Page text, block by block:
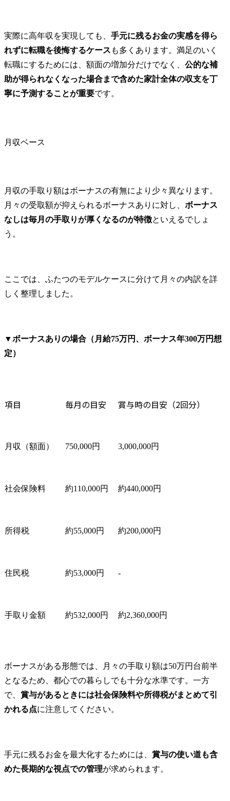
実際に高年収を実現しても、 手元に残るお金の実感を得ら
れずに転職を後悔するケース も多くあります。満足のいく
転職にするためには、額面の増加分だけでなく、 公的な補
助が得られなくなった場合まで含めた家計全体の収支を丁
寧に予測することが重要です。
月収ベース
月収の手取り額はボーナスの有無により少々異なります。
月々の受取額が抑えられるボーナスありに対し、 ボーナス
なしは毎月の手取りが厚くなるのが特徴といえるでしょ
う。
ここでは、ふたつのモデルケースに分けて月々の内訳を詳
しく整理しました。
▼ボーナスありの場合（月給75万円、ボーナス年300万円想
定）
項目 毎月の目安 賞与時の目安（2回分）
月収（額面） 750,000円 3,000,000円
社会保険料 約110,000円 約440,000円
所得税 約55,000円 約200,000円
住民税 約53,000円 -
手取り金額 約532,000円 約2,360,000円
ボーナスがある形態では、月々の手取り額は50万円台前半
となるため、都心での暮らしでも十分な水準です。一方
で、 賞与があるときには社会保険料や所得税がまとめて引
かれる点に注意してください。
手元に残るお金を最大化するためには、 賞与の使い道も含
めた長期的な視点での管理が求められます。